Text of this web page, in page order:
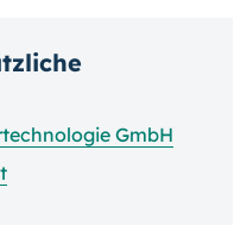
GmbH